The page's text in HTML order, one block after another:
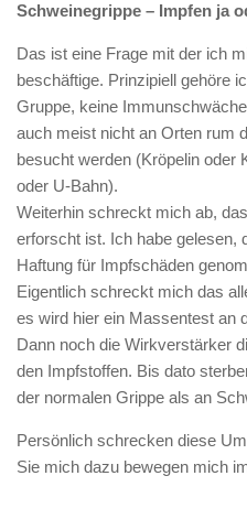
Schweinegrippe – Impfen ja
Das ist eine Frage mit der ich
beschäftige. Prinzipiell gehöre
Gruppe, keine
auch meist nicht an Orten rum
besucht werden (Kröpelin oder
oder U-Bahn).
Weiterhin schreckt mich ab,
erforscht ist. Ich habe gelesen,
Haftung für Impfschäden
Eigentlich schreckt mich das
es wird hier ein Massentest an
Dann noch die Wirkverstärker
den Impfstoffen. Bis dato
der normalen Grippe als an
Persönlich schrecken diese
Sie mich dazu bewegen mich